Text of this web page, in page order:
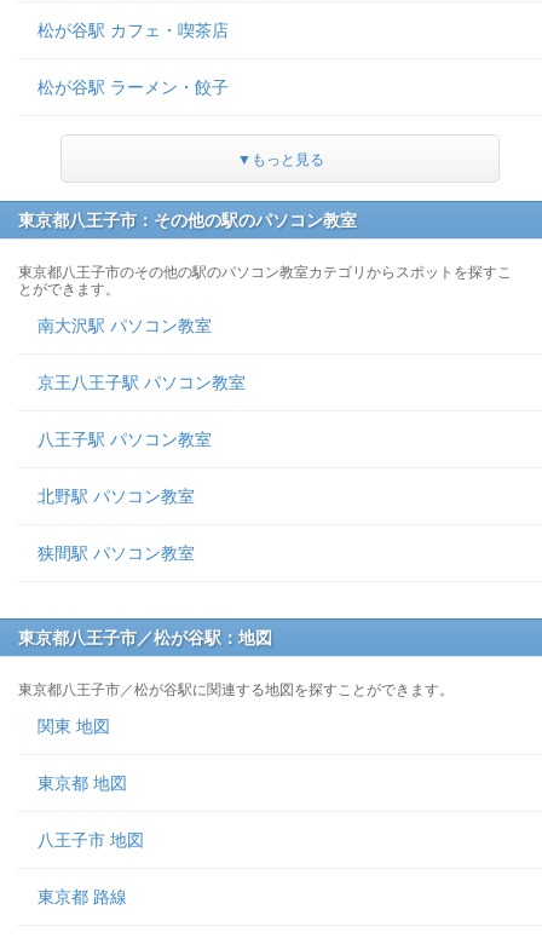
松が谷駅 カフェ・喫茶店
松が谷駅 ラーメン・餃子
▼もっと見る
東京都八王子市：その他の駅のパソコン教室
東京都八王子市のその他の駅のパソコン教室カテゴリからスポットを探すこ
とができます。
南大沢駅 パソコン教室
京王八王子駅 パソコン教室
八王子駅 パソコン教室
北野駅 パソコン教室
狭間駅 パソコン教室
東京都八王子市／松が谷駅：地図
東京都八王子市／松が谷駅に関連する地図を探すことができます。
関東 地図
東京都 地図
八王子市 地図
東京都 路線